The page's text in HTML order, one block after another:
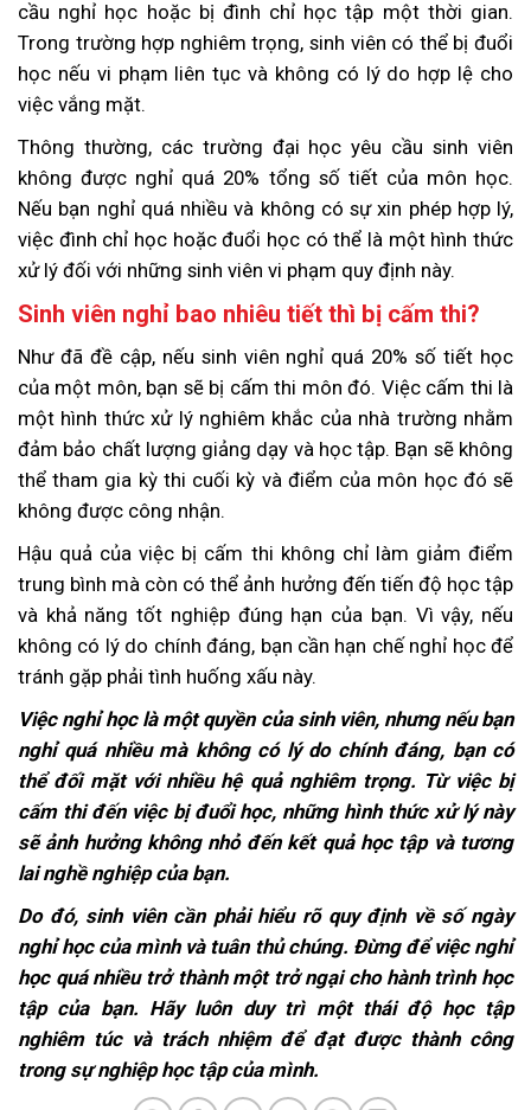
cầu nghỉ học hoặc bị đình chỉ học tập một thời gian.
Trong trường hợp nghiêm trọng, sinh viên có thể bị đuổi
học nếu vi phạm liên tục và không có lý do hợp lệ cho
việc vắng mặt.
Thông thường, các trường đại học yêu cầu sinh viên
không được nghỉ quá 20% tổng số tiết của môn học.
Nếu bạn nghỉ quá nhiều và không có sự xin phép hợp lý,
việc đình chỉ học hoặc đuổi học có thể là một hình thức
xử lý đối với những sinh viên vi phạm quy định này.
Sinh viên nghỉ bao nhiêu tiết thì bị cấm thi?
Như đã đề cập, nếu sinh viên nghỉ quá 20% số tiết học
của một môn, bạn sẽ bị cấm thi môn đó. Việc cấm thi là
một hình thức xử lý nghiêm khắc của nhà trường nhằm
đảm bảo chất lượng giảng dạy và học tập. Bạn sẽ không
thể tham gia kỳ thi cuối kỳ và điểm của môn học đó sẽ
không được công nhận.
Hậu quả của việc bị cấm thi không chỉ làm giảm điểm
trung bình mà còn có thể ảnh hưởng đến tiến độ học tập
và khả năng tốt nghiệp đúng hạn của bạn. Vì vậy, nếu
không có lý do chính đáng, bạn cần hạn chế nghỉ học để
tránh gặp phải tình huống xấu này.
Việc nghỉ học là một quyền của sinh viên, nhưng nếu bạn
nghỉ quá nhiều mà không có lý do chính đáng, bạn có
thể đối mặt với nhiều hệ quả nghiêm trọng. Từ việc bị
cấm thi đến việc bị đuổi học, những hình thức xử lý này
sẽ ảnh hưởng không nhỏ đến kết quả học tập và tương
lai nghề nghiệp của bạn.
Do đó, sinh viên cần phải hiểu rõ quy định về số ngày
nghỉ học của mình và tuân thủ chúng. Đừng để việc nghỉ
học quá nhiều trở thành một trở ngại cho hành trình học
tập của bạn. Hãy luôn duy trì một thái độ học tập
nghiêm túc và trách nhiệm để đạt được thành công
trong sự nghiệp học tập của mình.